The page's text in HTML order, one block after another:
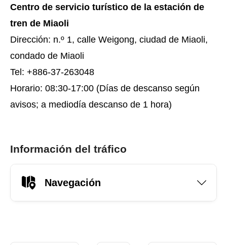
Centro de servicio turístico de la estación de
tren de Miaoli
Dirección: n.º 1, calle Weigong, ciudad de Miaoli,
condado de Miaoli
Tel: +886-37-263048
Horario: 08:30-17:00 (Días de descanso según
avisos; a mediodía descanso de 1 hora)
Información del tráfico
Navegación